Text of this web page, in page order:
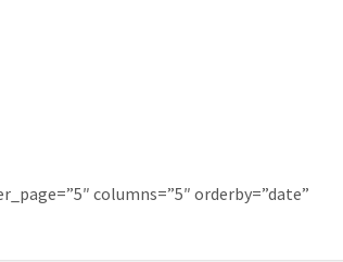
columns=”5″ orderby=”date”